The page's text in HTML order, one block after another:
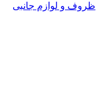
ظروف و لوازم جانبی